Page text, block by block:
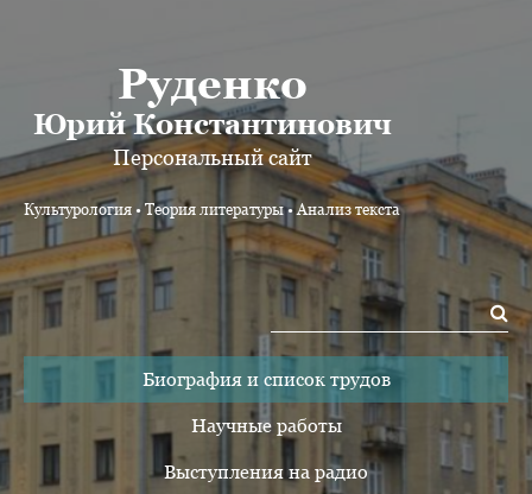
Руденко
Юрий Константинович
Персональный сайт
Культурология • Теория литературы • Анализ текста
Биография и список трудов
Научные работы
Выступления на радио